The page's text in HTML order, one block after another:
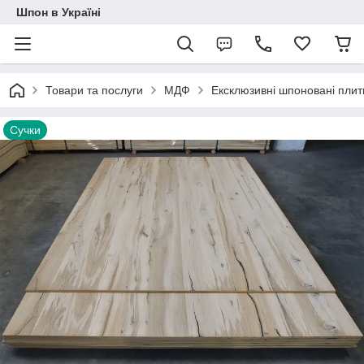
Шпон в Україні
Товари та послуги МДФ Ексклюзивні шпоновані
Сучки